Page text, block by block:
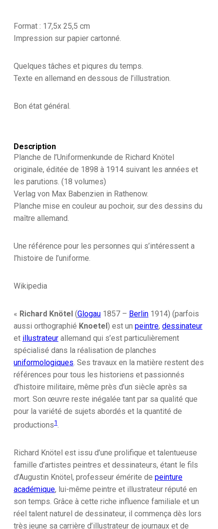
-
Richard
Knoetel
VIII
Planche
Format : 17,5x 25,5 cm
Impression sur papier cartonné.
Quelques tâches et piqures du temps.
Texte en allemand en dessous de l’illustration.
Bon état général.
Description
Planche de l’Uniformenkunde de Richard Knötel
originale, éditée de 1898 à 1914 suivant les années et
les parutions. (18 volumes)
Verlag von Max Babenzien in Rathenow.
Planche mise en couleur au pochoir, sur des dessins du
maître allemand.
Une référence pour les personnes qui s’intéressent a
l’histoire de l’uniforme.
Wikipedia
« Richard Knötel (Glogau 1857 – Berlin 1914) (parfois
aussi orthographié Knoetel) est un peintre, dessinateur
et illustrateur allemand qui s’est particulièrement
spécialisé dans la réalisation de planches
uniformologiques. Ses travaux en la matière restent des
références pour tous les historiens et passionnés
d’histoire militaire, même près d’un siècle après sa
mort. Son œuvre reste inégalée tant par sa qualité que
pour la variété de sujets abordés et la quantité de
productions1.
Richard Knötel est issu d’une prolifique et talentueuse
famille d’artistes peintres et dessinateurs, étant le fils
d’Augustin Knötel, professeur émérite de peinture
académique, lui-même peintre et illustrateur réputé en
son temps. Grâce à cette riche influence familiale et un
réel talent naturel de dessinateur, il commença dès lors
très jeune sa carrière d’illustrateur de journaux et de